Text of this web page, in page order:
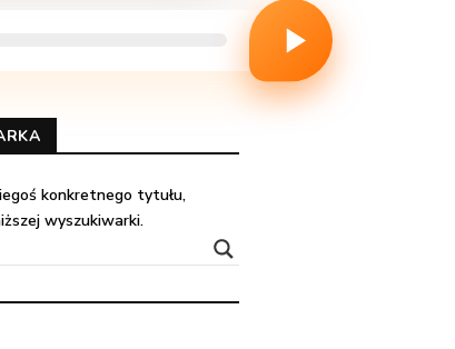
konkretnego tytułu,
wyszukiwarki.